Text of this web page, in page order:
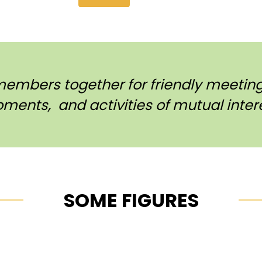
together for friendly
and activities of mutual
SOME FIGURES